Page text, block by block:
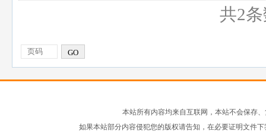
共2
GO
本站所有内容均来自互联网，本站不会保存
如果本站部分内容侵犯您的版权请告知，在必要证明文件